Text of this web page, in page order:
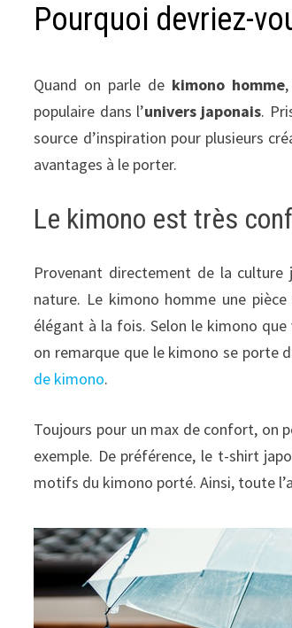
Pourquoi devriez-
Quand on parle de kimono homme
populaire dans l’univers japonais.
source d’inspiration pour plusieurs
avantages à le porter.
Le kimono est très
Provenant directement de la
nature. Le kimono homme une
élégant à la fois. Selon le kimono
on remarque que le kimono se porte
de kimono.
Toujours pour un max de confort, on
exemple. De préférence, le t-shirt
motifs du kimono porté. Ainsi, toute